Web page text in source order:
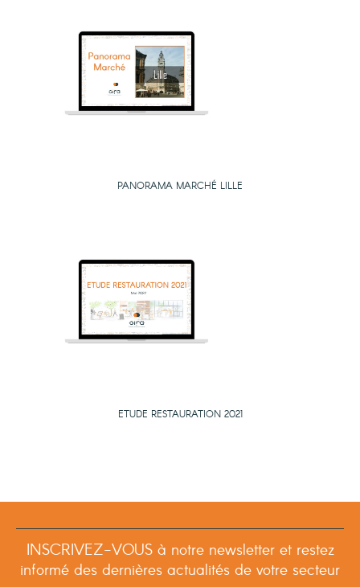
PANORAMA MARCHÉ LILLE
ETUDE RESTAURATION 2021
INSCRIVEZ-VOUS à notre newsletter et restez
informé des dernières actualités de votre secteur